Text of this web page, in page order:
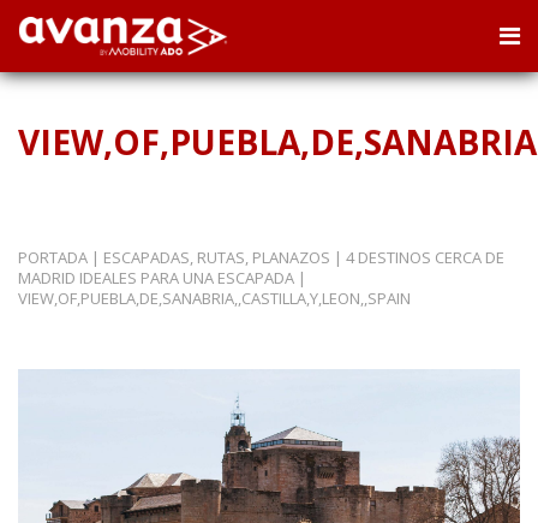
PORTADA | ESCAPADAS, RUTAS, PLANAZOS | 4 DESTINOS CERCA DE
MADRID IDEALES PARA UNA ESCAPADA |
VIEW,OF,PUEBLA,DE,SANABRIA,,CASTILLA,Y,LEON,,SPAIN